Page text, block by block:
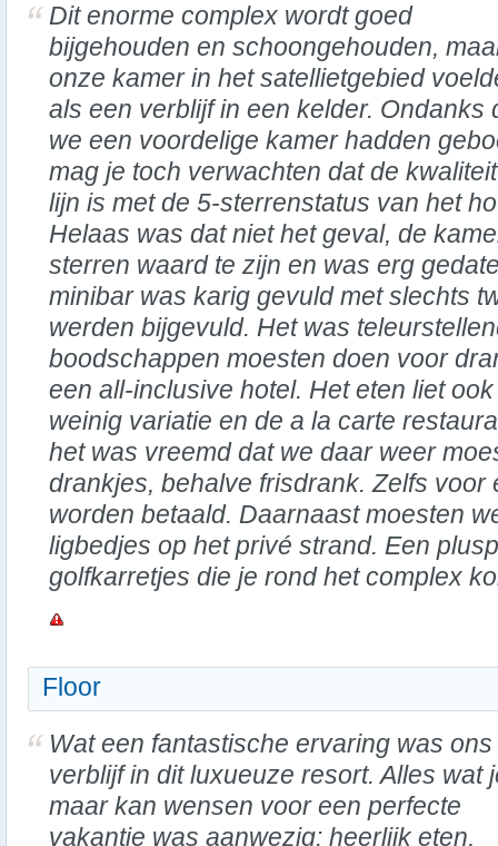
Dit enorme complex wordt goed
bijgehouden en schoongehouden,
onze kamer in het satellietgebied
als een verblijf in een kelder. Ondanks
we een voordelige kamer hadden
mag je toch verwachten dat de
lijn is met de 5-sterrenstatus van het
Helaas was dat niet het geval, de
sterren waard te zijn en was erg
minibar was karig gevuld met slechts
werden bijgevuld. Het was
boodschappen moesten doen voor
een all-inclusive hotel. Het eten liet
weinig variatie en de a la carte
het was vreemd dat we daar weer
drankjes, behalve frisdrank. Zelfs voor
worden betaald. Daarnaast moesten
ligbedjes op het privé strand. Een
golfkarretjes die je rond het complex
Floor
Wat een fantastische ervaring was ons
verblijf in dit luxueuze resort. Alles wat
maar kan wensen voor een perfecte
vakantie was aanwezig: heerlijk eten,